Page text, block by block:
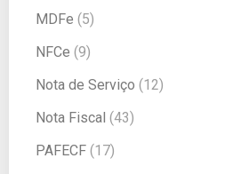
MDFe (5)
NFCe (9)
Nota de Serviço (12)
Nota Fiscal (43)
PAFECF (17)